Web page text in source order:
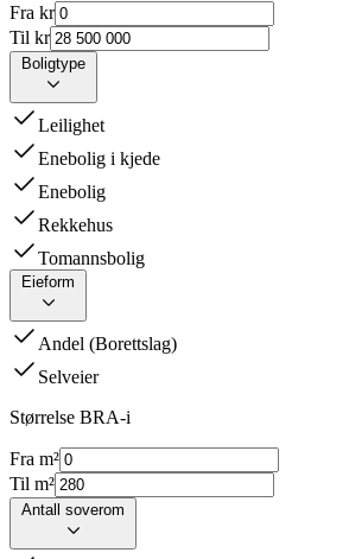
Fra kr
Til kr
Boligtype
Leilighet
Enebolig i kjede
Enebolig
Rekkehus
Tomannsbolig
Eieform
Andel (Borettslag)
Selveier
Størrelse BRA-i
Fra m²
Til m²
Antall soverom